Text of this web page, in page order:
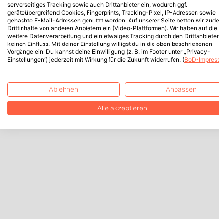
serverseitiges Tracking sowie auch Drittanbieter ein, wodurch ggf.
geräteübergreifend Cookies, Fingerprints, Tracking-Pixel, IP-Adressen sowie
gehashte E-Mail-Adressen genutzt werden. Auf unserer Seite betten wir
Drittinhalte von anderen Anbietern ein (Video-Plattformen). Wir haben auf die
weitere Datenverarbeitung und ein etwaiges Tracking durch den Drittanbieter
keinen Einfluss. Mit deiner Einstellung willigst du in die oben beschriebenen
Vorgänge ein. Du kannst deine Einwilligung (z. B. im Footer unter „Privacy-
Einstellungen“) jederzeit mit Wirkung für die Zukunft widerrufen. (BoD-
Ablehnen Anpassen
Alle akzeptieren